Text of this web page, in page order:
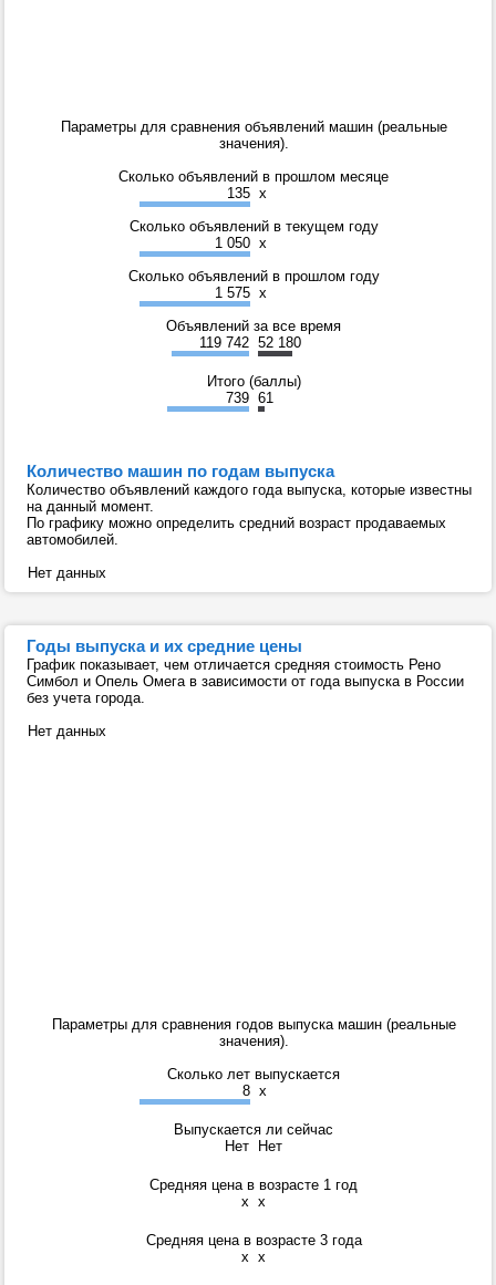
Параметры для сравнения объявлений машин (реальные
значения).
Сколько объявлений в прошлом месяце
135 x
Сколько объявлений в текущем году
1 050 x
Сколько объявлений в прошлом году
1 575 x
Объявлений за все время
119 742 52 180
Итого (баллы)
739 61
Количество машин по годам выпуска
Количество объявлений каждого года выпуска, которые известны
на данный момент.
По графику можно определить средний возраст продаваемых
автомобилей.
Нет данных
Годы выпуска и их средние цены
График показывает, чем отличается средняя стоимость Рено
Симбол и Опель Омега в зависимости от года выпуска в России
без учета города.
Нет данных
Параметры для сравнения годов выпуска машин (реальные
значения).
Сколько лет выпускается
8 x
Выпускается ли сейчас
Нет
Нет
Средняя цена в возрасте 1 год
x x
Средняя цена в возрасте 3 года
x x